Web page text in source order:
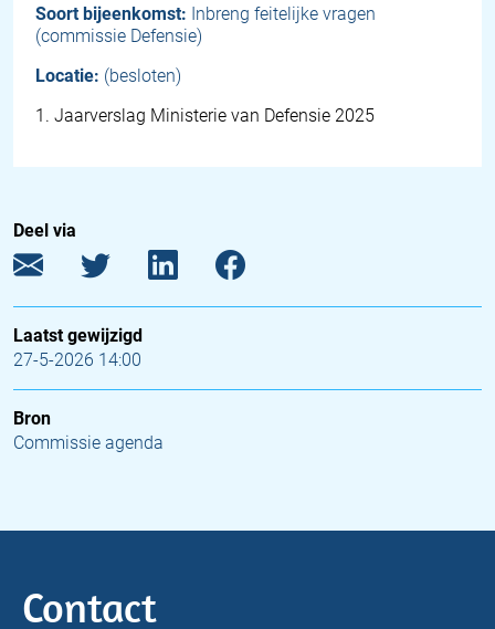
Soort bijeenkomst: Inbreng feitelijke vragen
(commissie Defensie)
Locatie: (besloten)
1 . Jaarverslag Ministerie van Defensie 2025
Deel via
Laatst gewijzigd
27-5-2026 14:00
Bron
Commissie agenda
Contact